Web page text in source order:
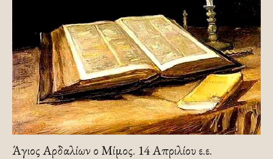
Άγιος Αρδαλίων ο Μίμος. 14 Απριλίου ε.ε.